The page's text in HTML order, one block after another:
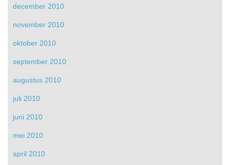
december 2010
november 2010
oktober 2010
september 2010
augustus 2010
juli 2010
juni 2010
mei 2010
april 2010